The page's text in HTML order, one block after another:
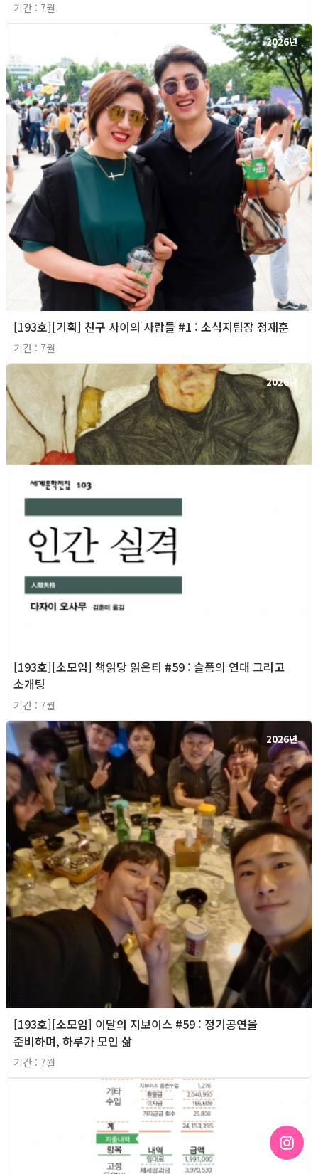
기간 : 7월
2026년
[193호][기획] 친구 사이의 사람들 #1 : 소식지팀장 정재훈
기간 : 7월
2026년
[193호][소모임] 책읽당 읽은티 #59 : 슬픔의 연대 그리고
소개팅
기간 : 7월
2026년
[193호][소모임] 이달의 지보이스 #59 : 정기공연을
준비하며, 하루가 모인 삶
기간 : 7월